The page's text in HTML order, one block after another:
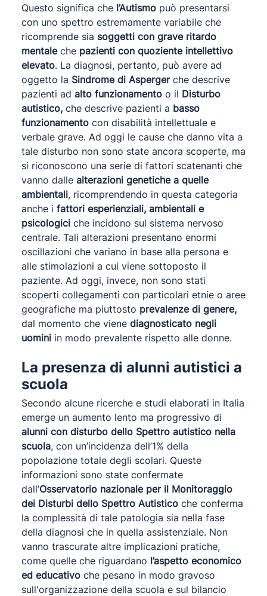
Questo significa che l’Autismo può presentarsi
con uno spettro estremamente variabile che
ricomprende sia soggetti con grave ritardo
mentaleche pazienti con quoziente intellettivo
elevato. La diagnosi, pertanto, può avere ad
oggetto la Sindrome di Aspergerche descrive
pazienti ad alto funzionamento o il Disturbo
autistico, che descrive pazienti a basso
funzionamento con disabilità intellettuale e
verbale grave. Ad oggi le cause che danno vita a
tale disturbo non sono state ancora scoperte, ma
si riconoscono una serie di fattori scatenanti che
vanno dalle alterazioni genetiche a quelle
ambientali, ricomprendendo in questa categoria
anche i fattori esperienziali, ambientali e
psicologici che incidono sul sistema nervoso
centrale. Tali alterazioni presentano enormi
oscillazioni che variano in base alla persona e
alle stimolazioni a cui viene sottoposto il
paziente. Ad oggi, invece, non sono stati
scoperti collegamenti con particolari etnie o aree
geografiche ma piuttosto prevalenze di genere,
dal momento che viene diagnosticato negli
uomini in modo prevalente rispetto alle donne.
La presenza di alunni autistici a
scuola
Secondo alcune ricerche e studi elaborati in Italia
emerge un aumento lento ma progressivo di
alunni con disturbo dello Spettro autistico nella
scuola, con un’incidenza dell’1% della
popolazione totale degli scolari. Queste
informazioni sono state confermate
dall’Osservatorio nazionale per il Monitoraggio
dei Disturbi dello Spettro Autistico che conferma
la complessità di tale patologia sia nella fase
della diagnosi che in quella assistenziale. Non
vanno trascurate altre implicazioni pratiche,
come quelle che riguardano l’aspetto economico
ed educativo che pesano in modo gravoso
sull'organizzazione della scuola e sul bilancio